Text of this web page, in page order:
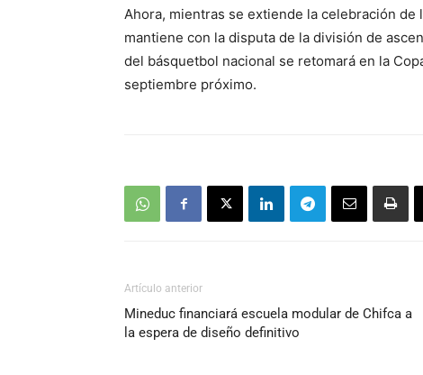
Ahora, mientras se extiende la celebración de
mantiene con la disputa de la división de
del básquetbol nacional se retomará en la
septiembre próximo.
Artículo anterior
Mineduc financiará escuela modular de Chifca a
la espera de diseño definitivo